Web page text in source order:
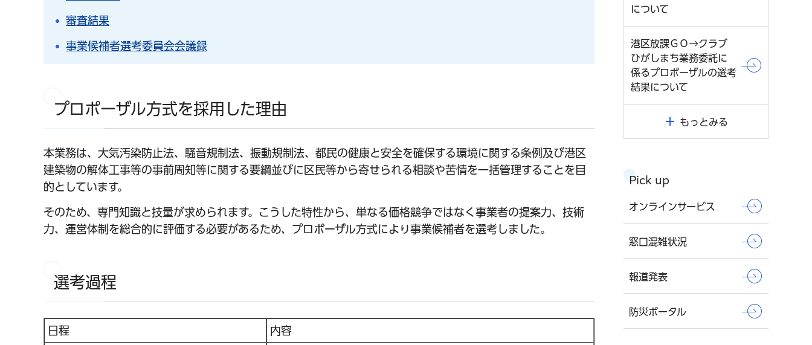
審査結果
事業候補者選考委員会会議録
プロポーザル方式を採用した理由
本業務は、大気汚染防止法、騒音規制法、振動規制法、都民の健康と安全を確保する環境に関する条例及び港区
建築物の解体工事等の事前周知等に関する要綱並びに区民等から寄せられる相談や苦情を一括管理することを目
的としています。
そのため、専門知識と技量が求められます。こうした特性から、単なる価格競争ではなく事業者の提案力、技術
力、運営体制を総合的に評価する必要があるため、プロポーザル方式により事業候補者を選考しました。
選考過程
日程 内容
について
港区放課ＧＯ→クラブ
ひがしまち業務委託に
係るプロポーザルの選考
結果について
もっとみる
Pick up
オンラインサービス
窓口混雑状況
報道発表
防災ポータル